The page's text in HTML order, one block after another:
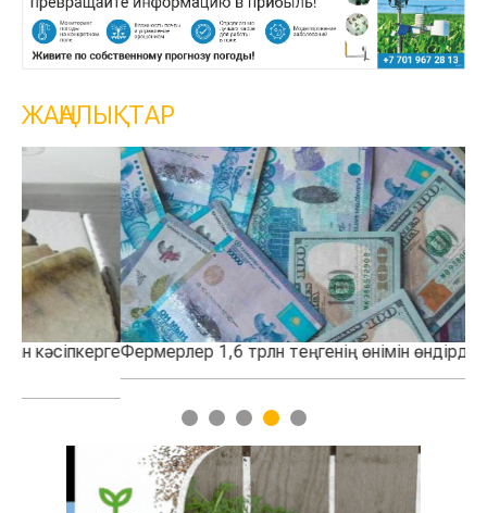
ЖАҢАЛЫҚТАР
Фермерлер 1,6 трлн теңгенің өнімін өндірді
1 2 3 4 5